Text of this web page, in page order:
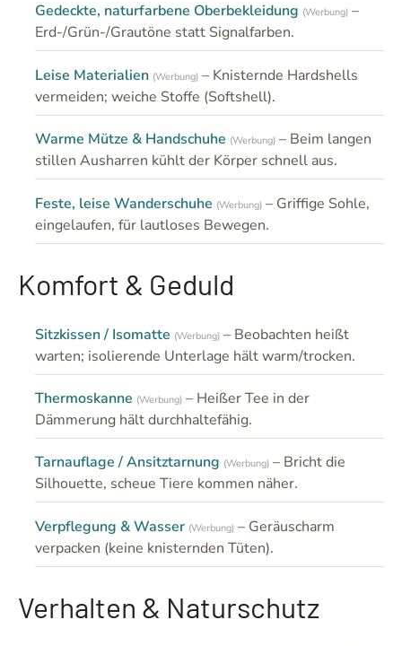
Gedeckte, naturfarbene Oberbekleidung (Werbung) –
Erd-/Grün-/Grautöne statt Signalfarben.
Leise Materialien (Werbung) – Knisternde Hardshells
vermeiden; weiche Stoffe (Softshell).
Warme Mütze & Handschuhe (Werbung) – Beim langen
stillen Ausharren kühlt der Körper schnell aus.
Feste, leise Wanderschuhe (Werbung) – Griffige Sohle,
eingelaufen, für lautloses Bewegen.
Komfort & Geduld
Sitzkissen / Isomatte (Werbung) – Beobachten heißt
warten; isolierende Unterlage hält warm/trocken.
Thermoskanne (Werbung) – Heißer Tee in der
Dämmerung hält durchhaltefähig.
Tarnauflage / Ansitztarnung (Werbung) – Bricht die
Silhouette, scheue Tiere kommen näher.
Verpflegung & Wasser (Werbung) – Geräuscharm
verpacken (keine knisternden Tüten).
Verhalten & Naturschutz